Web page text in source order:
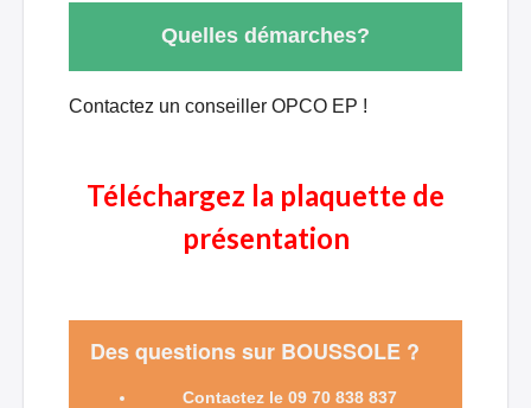
Quelles démarches?
Contactez un conseiller OPCO EP !
Téléchargez la plaquette de
présentation
Des questions sur BOUSSOLE ?
Contactez le 09 70 838 837